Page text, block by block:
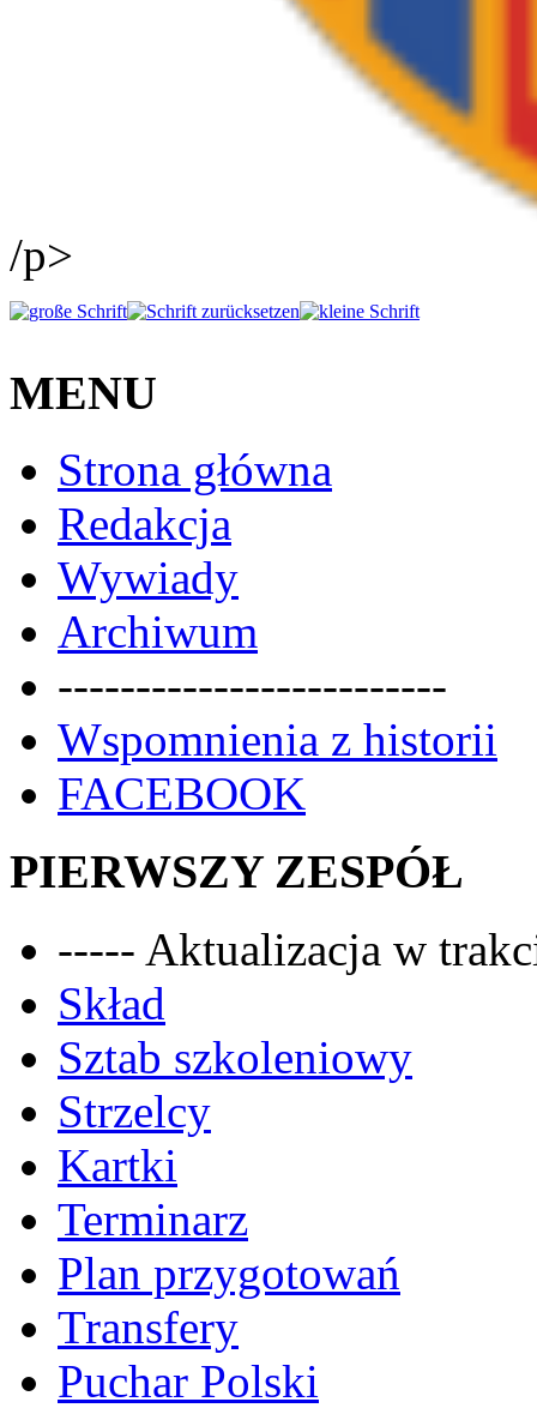
/p>
MENU
Strona główna
Redakcja
Wywiady
Archiwum
-------------------------
Wspomnienia z historii
FACEBOOK
PIERWSZY ZESPÓŁ
----- Aktualizacja w
Skład
Sztab szkoleniowy
Strzelcy
Kartki
Terminarz
Plan przygotowań
Transfery
Puchar Polski